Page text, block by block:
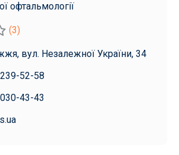
офтальмології
(3)
вул. Незалежної України, 34
52-58
43-43